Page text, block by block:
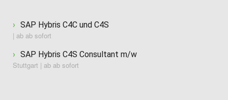
SAP Hybris C4C und C4S
| ab ab sofort
SAP Hybris C4S Consultant m/w
Stuttgart | ab ab sofort